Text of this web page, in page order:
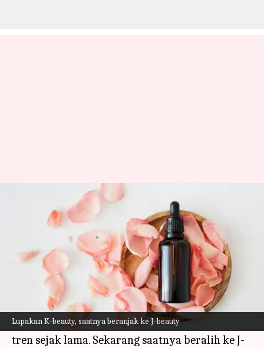
Lupakan K-beauty, saatnya beranjak ke J-beauty
J-beauty: Mendalami filosofi
perawatan kulit Jepang
Taufiq Al Jufri Nov 24, 2023 11:43 am
Apa ceritanya
Perawatan kulit Asia telah menjadi kata kunci
dalam industri kecantikan dan tata rias. K-
beauty atau kecantikan Korea telah menjadi
tren sejak lama. Sekarang saatnya beralih ke J-